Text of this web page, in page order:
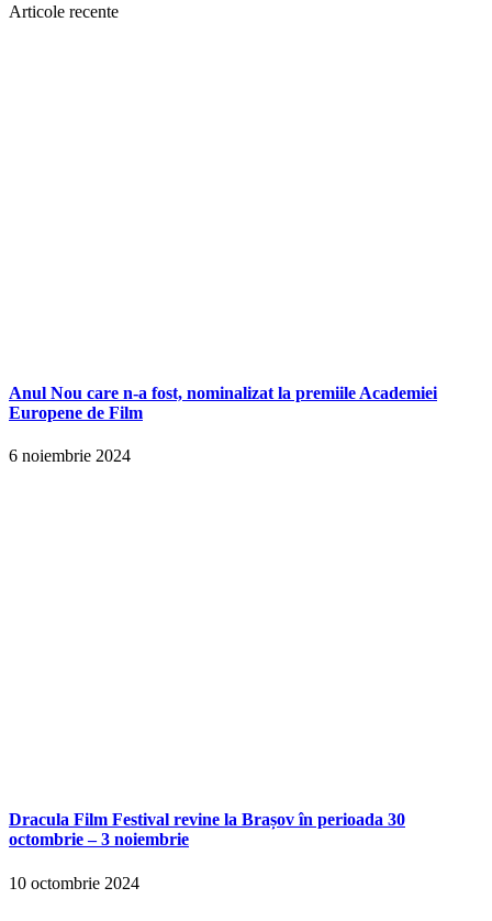
Articole recente
Anul Nou care n-a fost, nominalizat la premiile Academiei
Europene de Film
6 noiembrie 2024
Dracula Film Festival revine la Brașov în perioada 30
octombrie – 3 noiembrie
10 octombrie 2024